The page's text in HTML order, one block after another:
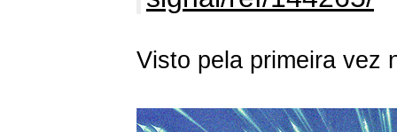
Visto pela primeira vez